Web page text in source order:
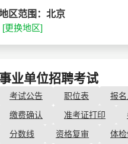
缴费确认
准考证打印
成绩查询
分数线
资格复审
面试补录
教
国企/
区范围：北京
[更换地区]
业单位招聘考试- 公基
考试公告 职位表 报
缴费确认
准考证打印
分数线
资格复审 体